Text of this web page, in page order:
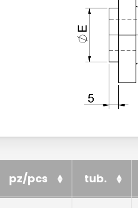
pz/pcs tub.